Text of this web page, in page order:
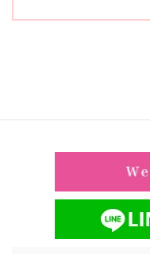
に扱うものとします。
①TCBグループが患者
・その他、特定の個
②TCBグループが各